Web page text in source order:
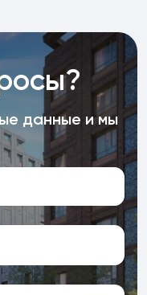
данные и мы